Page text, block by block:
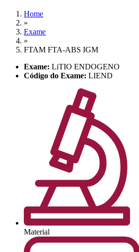
Home
»
Exame
»
FTAM FTA-ABS IGM
Exame: LiTIO ENDOGENO
Código do Exame: LIEND
Material